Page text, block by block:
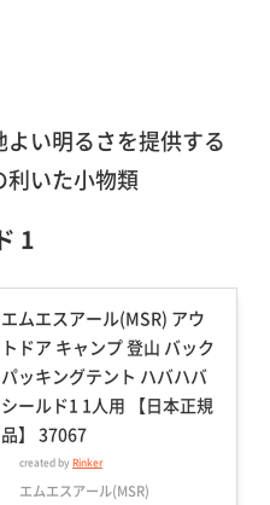
い明るさを提供する
利いた小物類
1
エムエスアール(MSR) アウ
トドア キャンプ 登山 バック
パッキングテント ハバハバ
シールド1 1人用 【日本正規
品】 37067
created byRinker
エムエスアール(MSR)